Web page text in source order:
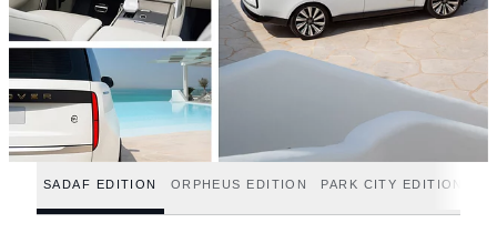
SADAF EDITION ORPHEUS EDITION PARK CITY EDITION